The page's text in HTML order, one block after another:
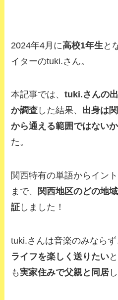
2024年4月に高校1年生 と
イターのtuki.さん。
本記事では、tuki.さんの
か調査 した結果、 出身は
から通える範囲 ではないか
た。
関西特有の単語からイン
まで、 関西地区のどの地
証 しました！
tuki.さんは音楽のみなら
ライフを楽しく送りたい
も実家住みで父親と同居